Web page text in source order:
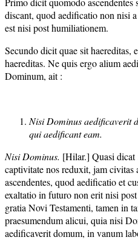
discant, quod aedificatio non nisi
est nisi post humiliationem.
Secundo dicit quae sit haereditas,
haereditas. Ne quis ergo alium
Dominum, ait :
Nisi Dominus aedificaverit
qui aedificant eam.
Nisi Dominus. [Hilar.] Quasi dicat
captivitate nos reduxit, jam civitas
ascendentes, quod aedificatio et
exaltatio in futuro non erit nisi
gratia Novi Testamenti, tamen in
praesumendum alicui, quia nisi
aedificaverit domum, in vanum